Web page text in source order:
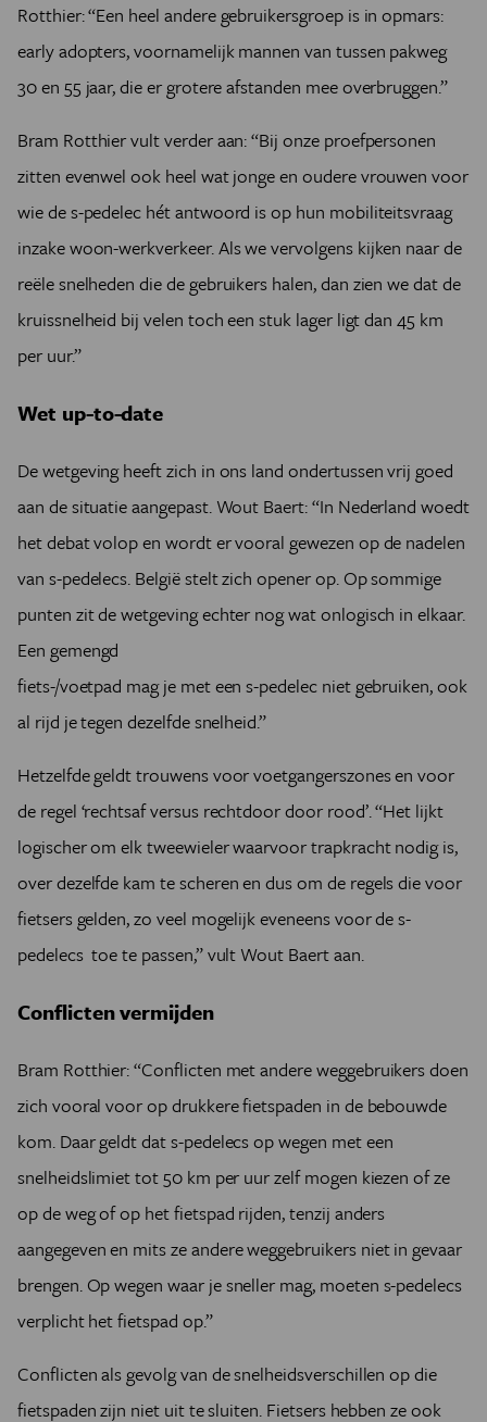
Rotthier: “Een heel andere gebruikersgroep is in opmars:
early adopters, voornamelijk mannen van tussen pakweg
30 en 55 jaar, die er grotere afstanden mee overbruggen.”
Bram Rotthier vult verder aan: “Bij onze proefpersonen
zitten evenwel ook heel wat jonge en oudere vrouwen voor
wie de s-pedelec hét antwoord is op hun mobiliteitsvraag
inzake woon-werkverkeer. Als we vervolgens kijken naar de
reële snelheden die de gebruikers halen, dan zien we dat de
kruissnelheid bij velen toch een stuk lager ligt dan 45 km
per uur.”
Wet up-to-date
De wetgeving heeft zich in ons land ondertussen vrij goed
aan de situatie aangepast. Wout Baert: “In Nederland woedt
het debat volop en wordt er vooral gewezen op de nadelen
van s-pedelecs. België stelt zich opener op. Op sommige
punten zit de wetgeving echter nog wat onlogisch in elkaar.
Een gemengd
fiets-/voetpad mag je met een s-pedelec niet gebruiken, ook
al rijd je tegen dezelfde snelheid.”
Hetzelfde geldt trouwens voor voetgangerszones en voor
de regel ‘rechtsaf versus rechtdoor door rood’. “Het lijkt
logischer om elk tweewieler waarvoor trapkracht nodig is,
over dezelfde kam te scheren en dus om de regels die voor
fietsers gelden, zo veel mogelijk eveneens voor de s-
pedelecs toe te passen,” vult Wout Baert aan.
Conflicten vermijden
Bram Rotthier: “Conflicten met andere weggebruikers doen
zich vooral voor op drukkere fietspaden in de bebouwde
kom. Daar geldt dat s-pedelecs op wegen met een
snelheidslimiet tot 50 km per uur zelf mogen kiezen of ze
op de weg of op het fietspad rijden, tenzij anders
aangegeven en mits ze andere weggebruikers niet in gevaar
brengen. Op wegen waar je sneller mag, moeten s-pedelecs
verplicht het fietspad op.”
Conflicten als gevolg van de snelheidsverschillen op die
fietspaden zijn niet uit te sluiten. Fietsers hebben ze ook